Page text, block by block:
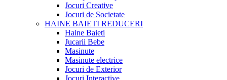
Jocuri Creative
Jocuri de Societate
HAINE BAIETI REDUCERI
Haine Baieti
Jucarii Bebe
Masinute
Masinute electrice
Jocuri de Exterior
Jocuri Interactive